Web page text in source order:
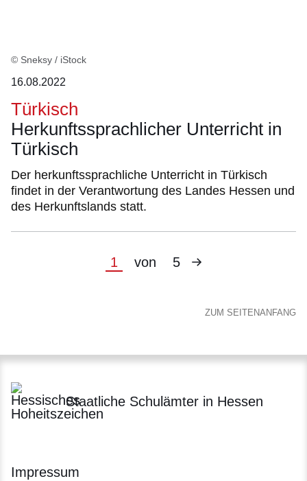
© Sneksy / iStock
16.08.2022
Türkisch
Herkunftssprachlicher Unterricht in
Türkisch
Der herkunftssprachliche Unterricht in Türkisch
findet in der Verantwortung des Landes Hessen und
des Herkunftslands statt.
Aktuelle
1 von 5
Nächste
ZUM SEITENANFANG
Staatliche Schulämter in Hessen
Impressum